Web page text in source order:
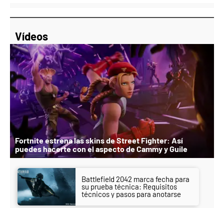
Vídeos
Fortnite estrena las skins de Street Fighter: Así
puedes hacerte con el aspecto de Cammy y Guile
Battlefield 2042 marca fecha para
su prueba técnica: Requisitos
técnicos y pasos para anotarse